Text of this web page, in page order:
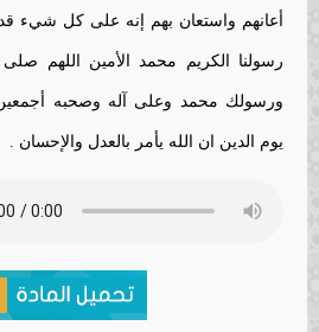
أعانهم واستعان بهم إنه على كل شيء
رسولنا الكريم محمد الأمين اللهم
ورسولك محمد وعلى آله وصحبه
يوم الدين ان الله يأمر بالعدل والإحسان .